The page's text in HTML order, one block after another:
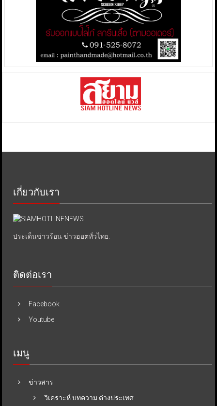
เกี่ยวกับเรา
ประเด็นข่าวร้อน ข่าวฮอตทั่วไทย.
ติดต่อเรา
Facebook
Youtube
เมนู
ข่าวสาร
วิเคราะห์ บทความ ต่างประเทศ